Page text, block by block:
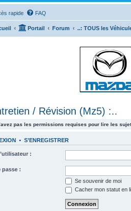
rapide FAQ
Portail Forum ..: TOUS les
/ Révision (Mz5) :..
pas les permissions requises pour lire les
• S’ENREGISTRER
:
passe :
Se souvenir de moi
Cacher mon statut en